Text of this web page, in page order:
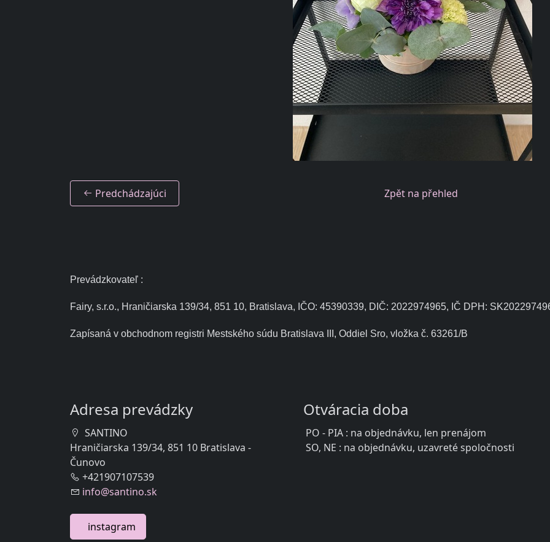
Predchádzajúci Zpět na přehled
Prevádzkovateľ :
Fairy, s.r.o., Hraničiarska 139/34, 851 10, Bratislava, IČO: 45390339, DIČ: 2022974965, IČ DPH:
Zapísaná v obchodnom registri Mestského súdu Bratislava III, Oddiel Sro, vložka č. 63261/B
Adresa prevádzky
SANTINO
Hraničiarska 139/34, 851 10 Bratislava -
Čunovo
+421907107539
info@santino.sk
Otváracia doba
PO - PIA : na objednávku, len prenájom
SO, NE : na objednávku, uzavreté spoločnosti
instagram